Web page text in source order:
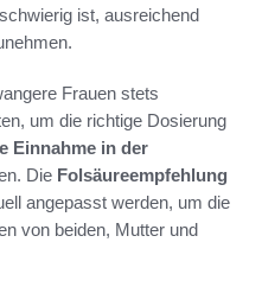
ist, ausreichend
Frauen stets
um die richtige Dosierung
Einnahme in der
Die Folsäureempfehlung
angepasst werden, um die
von beiden, Mutter und